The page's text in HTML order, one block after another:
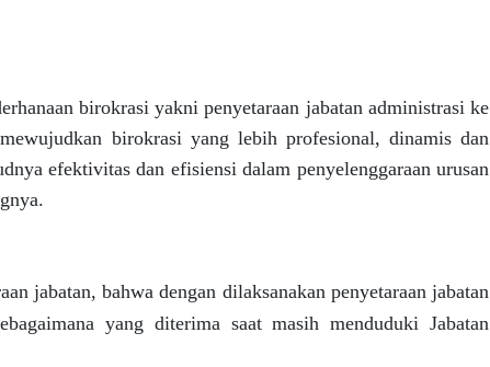
birokrasi yakni penyetaraan jabatan administrasi ke
birokrasi yang lebih profesional, dinamis dan
efektivitas dan efisiensi dalam penyelenggaraan urusan
jabatan, bahwa dengan dilaksanakan penyetaraan jabatan
yang diterima saat masih menduduki Jabatan